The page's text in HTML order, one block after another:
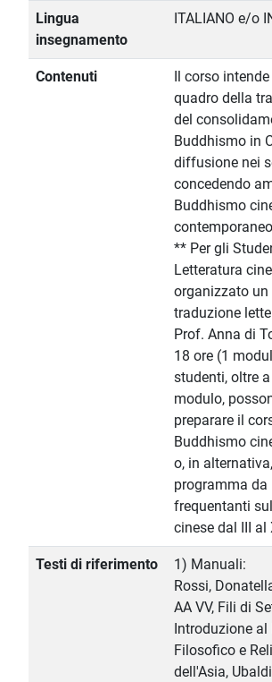
Lingua
insegnamento
ITALIANO e/o
Contenuti
Il corso
quadro della
del
Buddhismo in
diffusione nei
concedendo
Buddhismo
** Per gli
Letteratura
organizzato
traduzione
Prof. Anna di
18 ore (1
studenti, oltre
modulo,
preparare il
Buddhismo
o, in
programma da
frequentanti
cinese dal III al
Testi di riferimento
1) Manuali:
Rossi,
AA VV, Fili di
Introduzione al
Filosofico e
dell'Asia,